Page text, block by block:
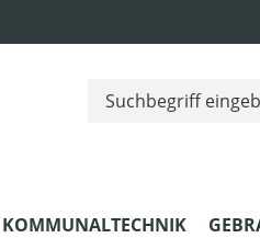
KOMMUNALTECHNIK